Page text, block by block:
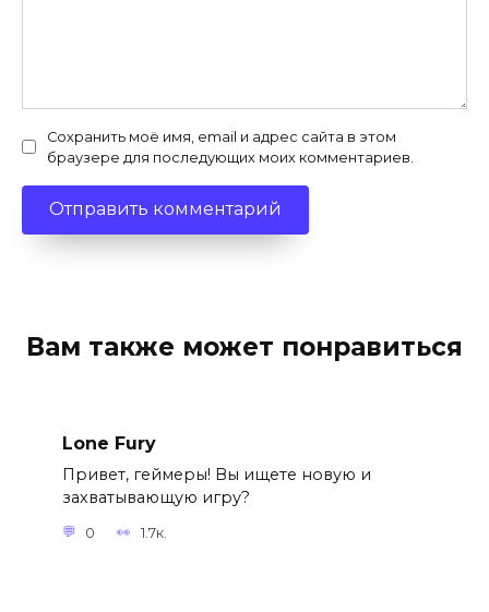
Сохранить моё имя, email и адрес сайта в этом
браузере для последующих моих комментариев.
Вам также может понравиться
Lone Fury
Привет, геймеры! Вы ищете новую и
захватывающую игру?
0 1.7к.